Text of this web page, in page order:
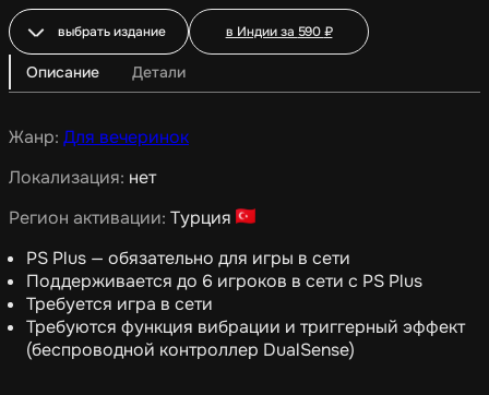
выбрать издание в Индии за 590₽
Описание Детали
Жанр: Для вечеринок
Локализация: нет
Регион активации: Турция
PS Plus — обязательно для игры в сети
Поддерживается до 6 игроков в сети с PS Plus
Требуется игра в сети
Требуются функция вибрации и триггерный эффект
(беспроводной контроллер DualSense)